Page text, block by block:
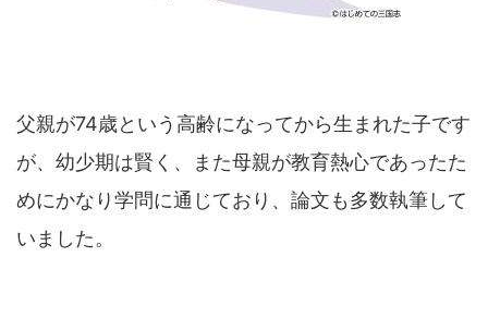
父親が74歳という高齢になってから生まれた子です
が、幼少期は賢く、また母親が教育熱心であったた
めにかなり学問に通じており、論文も多数執筆して
いました。